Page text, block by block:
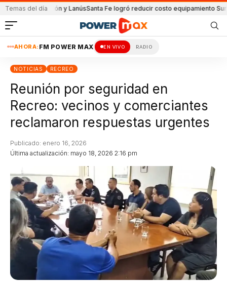
Temas del día
Unión y Lanús Santa Fe logró reducir costo equipamiento Suramericanos
AHORA: FM POWER MAX EN VIVO RADIO
NOTICIAS RECREO
Reunión por seguridad en
Recreo: vecinos y comerciantes
reclamaron respuestas urgentes
Última actualización: mayo 18, 2026 2:16 pm
Publicado: enero 16, 2026